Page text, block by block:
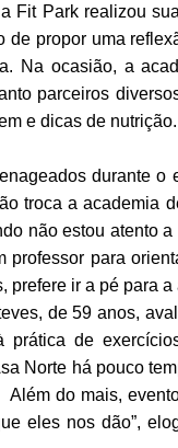
Fit Park realizou
de propor uma
Na ocasião, a
parceiros
e dicas de nutrição.
durante
troca a academia
não estou atento
professor para
prefere ir a pé para
de 59 anos,
de
Norte há pouco
do mais,
eles nos dão”,